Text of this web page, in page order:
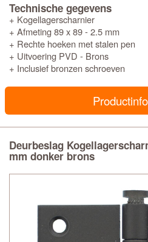
Technische gegevens
+ Kogellagerscharnier
+ Afmeting 89 x 89 - 2.5 mm
+ Rechte hoeken met stalen pen
+ Uitvoering PVD - Brons
+ Inclusief bronzen schroeven
Deurbeslag
mm donker brons